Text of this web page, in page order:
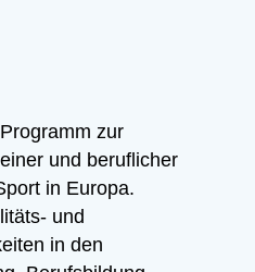
zur
und beruflicher
in Europa.
und
in den